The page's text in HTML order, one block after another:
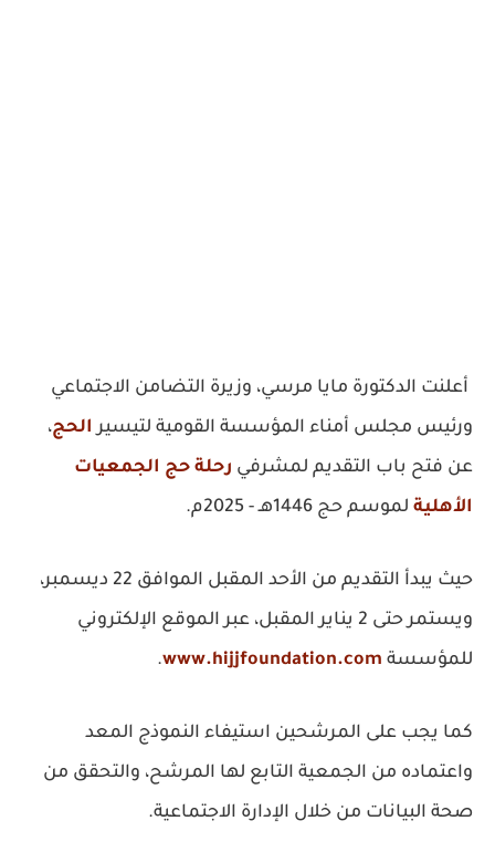
أعلنت الدكتورة مايا مرسي، وزيرة التضامن الاجتماعي
ورئيس مجلس أمناء المؤسسة القومية لتيسير الحج،
عن فتح باب التقديم لمشرفي رحلة حج الجمعيات
الأهلية لموسم حج 1446هـ - 2025م.
حيث يبدأ التقديم من الأحد المقبل الموافق 22 ديسمبر،
ويستمر حتى 2 يناير المقبل، عبر الموقع الإلكتروني
للمؤسسة www.hijjfoundation.com
.
كما يجب على المرشحين استيفاء النموذج المعد
واعتماده من الجمعية التابع لها المرشح، والتحقق من
صحة البيانات من خلال الإدارة الاجتماعية.